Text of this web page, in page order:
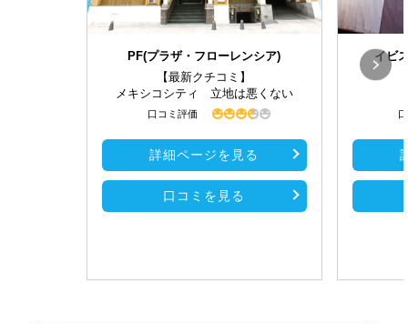
PF(プラザ・フローレンシア)
【最新クチコミ】
メキシコシティ 立地は悪くない
口コミ評価
詳細ページを見る
口コミを見る
イビ